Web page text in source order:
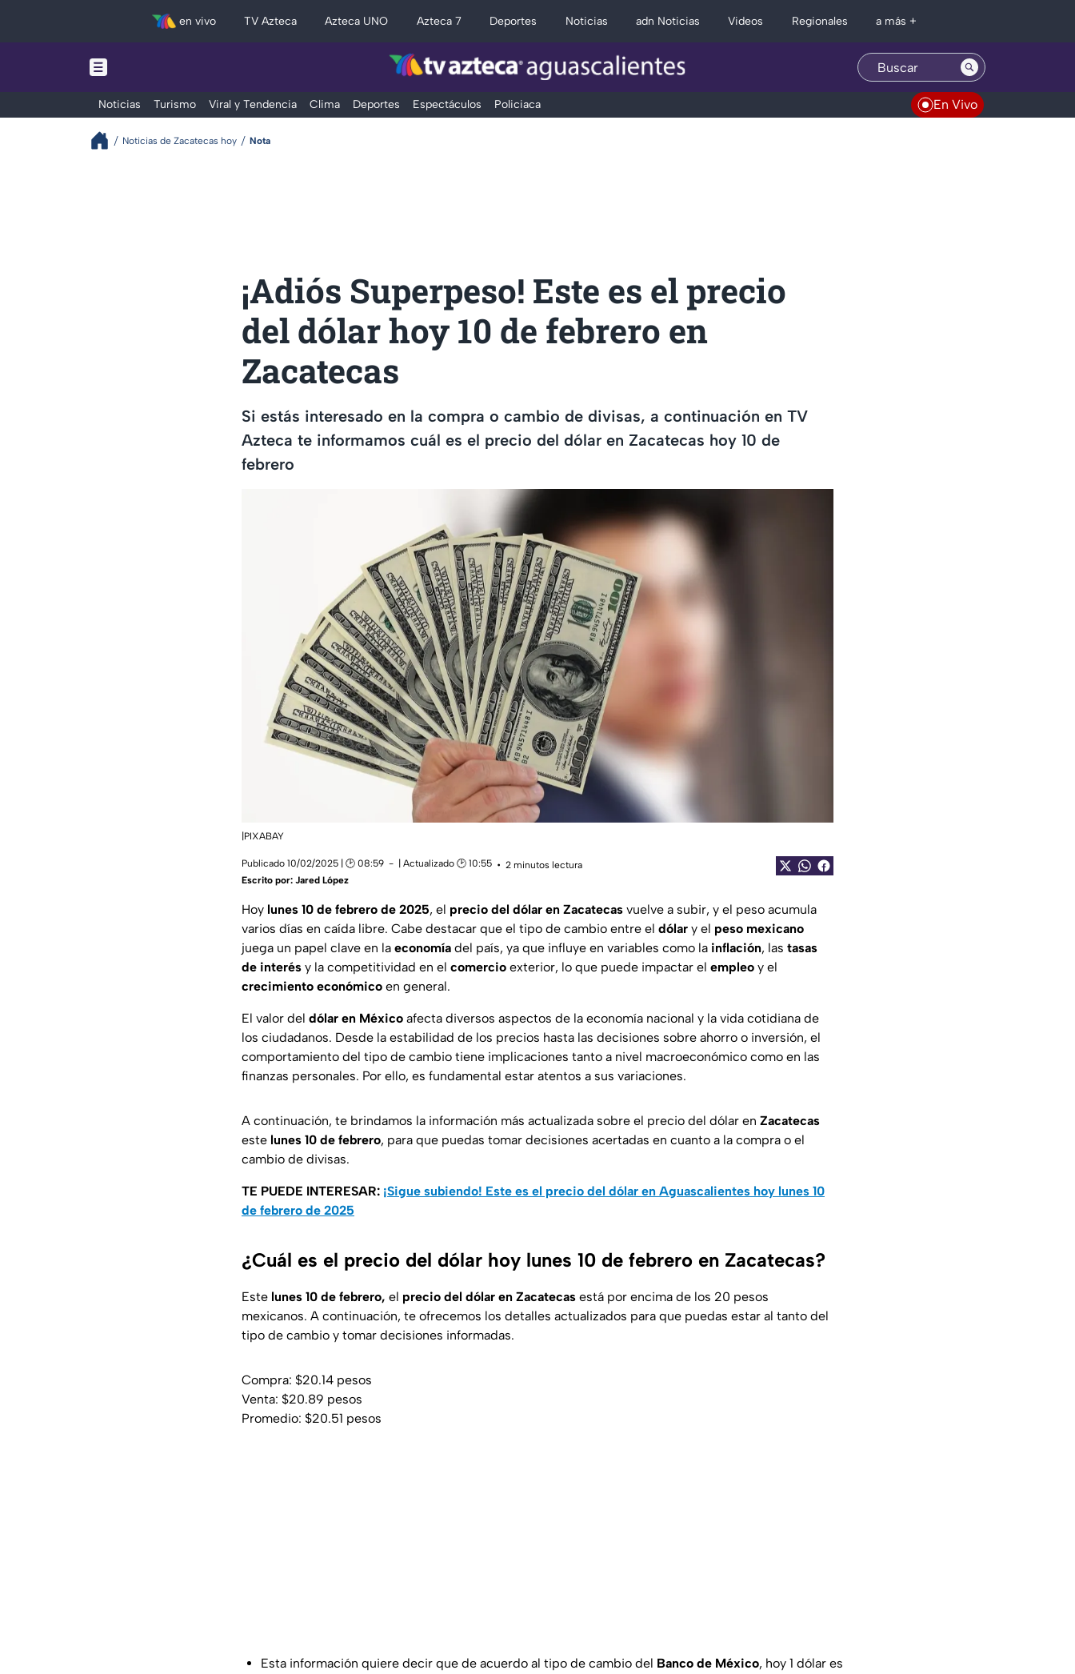
en vivo TV Azteca Azteca UNO Azteca 7 Deportes Noticias adn Noticias Videos Regionales a más +
Noticias Turismo Viral y Tendencia Clima Deportes Espectáculos Policiaca En Vivo
Noticias de Zacatecas hoy Nota
¡Adiós Superpeso! Este es el precio
del dólar hoy 10 de febrero en
Zacatecas
Si estás interesado en la compra o cambio de divisas, a continuación en TV
Azteca te informamos cuál es el precio del dólar en Zacatecas hoy 10 de
febrero
|PIXABAY
Publicado 10/02/2025 | 🕑 08:59 | Actualizado 🕑 10:55
2 minutos lectura
Escrito por: Jared López
Hoy lunes 10 de febrero de 2025, el precio del dólar en Zacatecas vuelve a subir, y el peso acumula
varios días en caída libre. Cabe destacar que el tipo de cambio entre el dólar y el peso mexicano
juega un papel clave en la economía del país, ya que influye en variables como la inflación, las tasas
de interés y la competitividad en el comercio exterior, lo que puede impactar el empleo y el
crecimiento económico en general.
El valor del dólar en México afecta diversos aspectos de la economía nacional y la vida cotidiana de
los ciudadanos. Desde la estabilidad de los precios hasta las decisiones sobre ahorro o inversión, el
comportamiento del tipo de cambio tiene implicaciones tanto a nivel macroeconómico como en las
finanzas personales. Por ello, es fundamental estar atentos a sus variaciones.
A continuación, te brindamos la información más actualizada sobre el precio del dólar en Zacatecas
este lunes 10 de febrero, para que puedas tomar decisiones acertadas en cuanto a la compra o el
cambio de divisas.
TE PUEDE INTERESAR: ¡Sigue subiendo! Este es el precio del dólar en Aguascalientes hoy lunes 10
de febrero de 2025
¿Cuál es el precio del dólar hoy lunes 10 de febrero en Zacatecas?
Este lunes 10 de febrero, el precio del dólar en Zacatecas está por encima de los 20 pesos
mexicanos. A continuación, te ofrecemos los detalles actualizados para que puedas estar al tanto del
tipo de cambio y tomar decisiones informadas.
Compra: $20.14 pesos
Venta: $20.89 pesos
Promedio: $20.51 pesos
Esta información quiere decir que de acuerdo al tipo de cambio del Banco de México, hoy 1 dólar es